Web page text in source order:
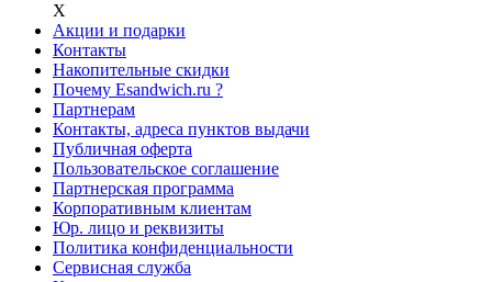
Х
Акции и подарки
Контакты
Накопительные скидки
Почему Esandwich.ru ?
Партнерам
Контакты, адреса пунктов выдачи
Публичная оферта
Пользовательское соглашение
Партнерская программа
Корпоративным клиентам
Юр. лицо и реквизиты
Политика конфиденциальности
Сервисная служба